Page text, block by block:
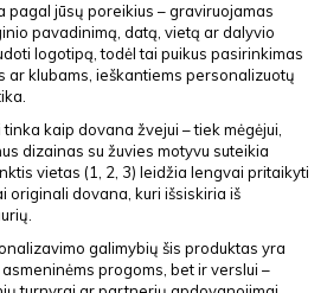
pagal jūsų poreikius – graviruojamas
pavadinimą, datą, vietą ar dalyvio
logotipą, todėl tai puikus pasirinkimas
ar klubams, ieškantiems personalizuotų
kaip dovana žvejui – tiek mėgėjui,
dizainas su žuvies motyvu suteikia
vietas (1, 2, 3) leidžia lengvai pritaikyti
originali dovana, kuri išsiskiria iš
galimybių šis produktas yra
progoms, bet ir verslui –